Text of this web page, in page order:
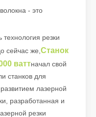
- это
резки
сейчас же, Станок
ваттначал свой
станков для
лазерной
разработанная и
резки